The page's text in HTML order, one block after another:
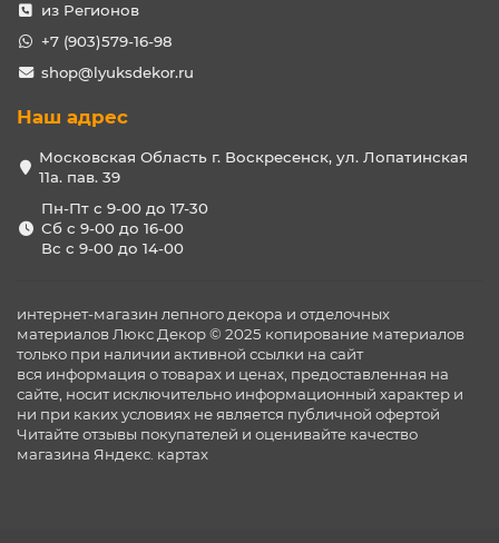
из Регионов
+7 (903)579-16-98
shop@lyuksdekor.ru
Наш адрес
Московская Область г. Воскресенск, ул. Лопатинская
11а. пав. 39
Пн-Пт с 9-00 до 17-30
Сб с 9-00 до 16-00
Вс с 9-00 до 14-00
интернет-магазин лепного декора и отделочных
материалов Люкс Декор © 2025 копирование материалов
только при наличии активной ссылки на сайт
вся информация о товарах и ценах, предоставленная на
сайте, носит исключительно информационный характер и
ни при каких условиях не является публичной офертой
Читайте отзывы покупателей и оценивайте качество
магазина Яндекс. картах